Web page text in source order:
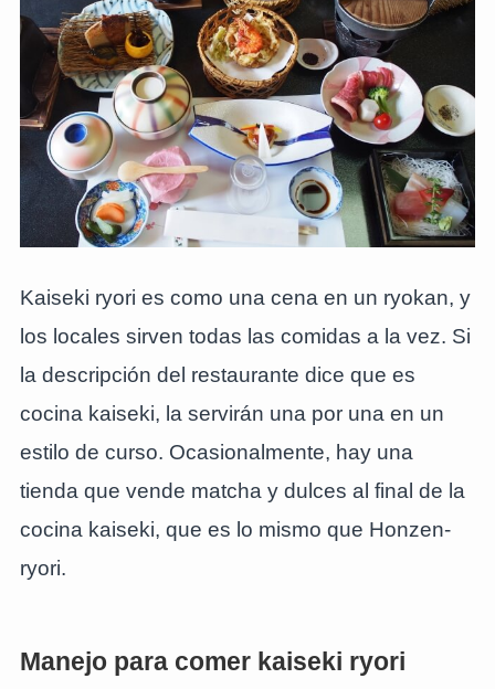
Kaiseki ryori es como una cena en un ryokan, y
los locales sirven todas las comidas a la vez. Si
la descripción del restaurante dice que es
cocina kaiseki, la servirán una por una en un
estilo de curso. Ocasionalmente, hay una
tienda que vende matcha y dulces al final de la
cocina kaiseki, que es lo mismo que Honzen-
ryori.
Manejo para comer kaiseki ryori